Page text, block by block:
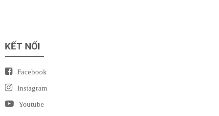
KẾT NỐI
Facebook
Instagram
Youtube